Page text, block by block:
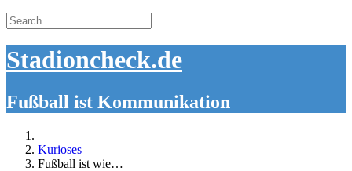
Search
for:
Stadioncheck.de
Fußball ist Kommunikation
Kurioses
Fußball ist wie…